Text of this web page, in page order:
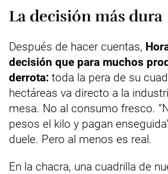
La decisión más dura
Después de hacer cuentas,
decisión que para muchos
derrota: toda la pera de su
hectáreas va directo a la
mesa. No al consumo fresco.
pesos el kilo y pagan
duele. Pero al menos es real.
En la chacra, una cuadrilla de